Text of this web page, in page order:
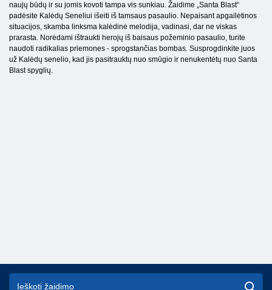
naujų būdų ir su jomis kovoti tampa vis sunkiau. Žaidime „Santa Blast“
padėsite Kalėdų Seneliui išeiti iš tamsaus pasaulio. Nepaisant apgailėtinos
situacijos, skamba linksma kalėdinė melodija, vadinasi, dar ne viskas
prarasta. Norėdami ištraukti herojų iš baisaus požeminio pasaulio, turite
naudoti radikalias priemones - sprogstančias bombas. Susprogdinkite juos
už Kalėdų senelio, kad jis pasitrauktų nuo smūgio ir nenukentėtų nuo Santa
Blast spyglių.